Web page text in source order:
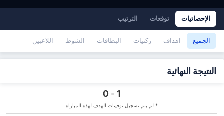
الإحصائيات توقعات الترتيب
الجميع اهداف ركنيات البطاقات الشوط اللاعبين
النتيجة النهائية
1
-
* لم يتم تسجيل توقيتات الهدف لهذه المباراة